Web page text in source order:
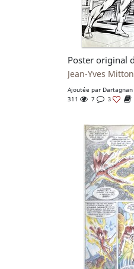
Jean-Yves Mitton
Ajoutée par Dartagnan
311
7 3